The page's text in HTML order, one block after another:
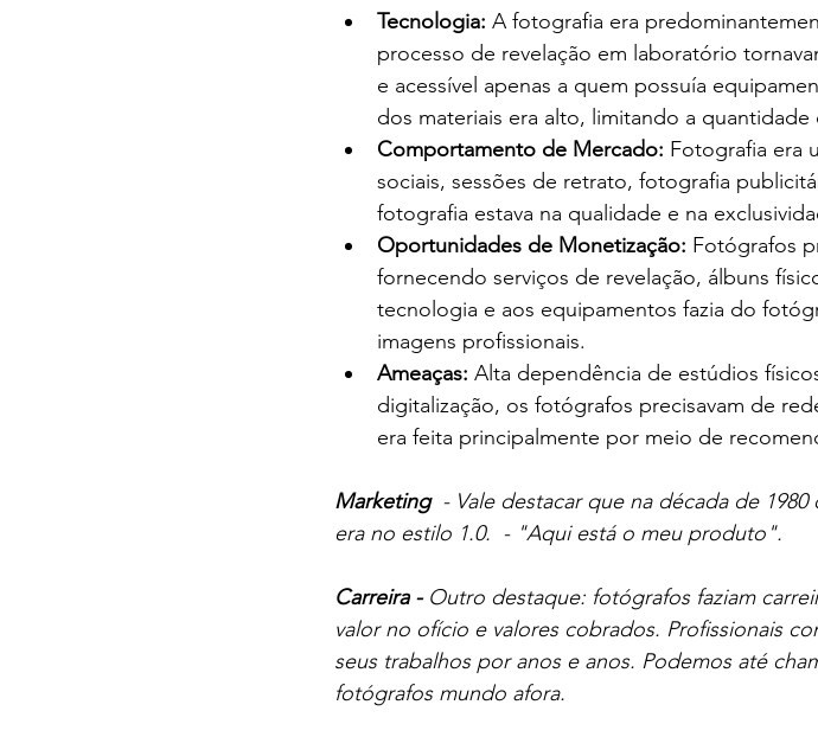
Tecnologia: A fotografia era
processo de revelação em laboratório
e acessível apenas a quem possuía
dos materiais era alto, limitando a
Comportamento de Mercado: Fotografia era
sociais, sessões de retrato, fotografia
fotografia estava na qualidade e na
Oportunidades de Monetização: Fotógrafos
fornecendo serviços de revelação, álbuns
tecnologia e aos equipamentos fazia do
imagens profissionais.
Ameaças: Alta dependência de estúdios
digitalização, os fotógrafos precisavam de
era feita principalmente por meio de
Marketing - Vale destacar que na década de
era no estilo 1.0.  - "Aqui está o meu produto".
Carreira - Outro destaque: fotógrafos faziam
valor no ofício e valores cobrados. Profissionais
seus trabalhos por anos e anos. Podemos até
fotógrafos mundo afora.